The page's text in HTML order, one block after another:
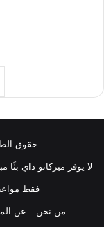
حقوق
لا يوفر ميركاتو داي
فقط
من نحن
عن